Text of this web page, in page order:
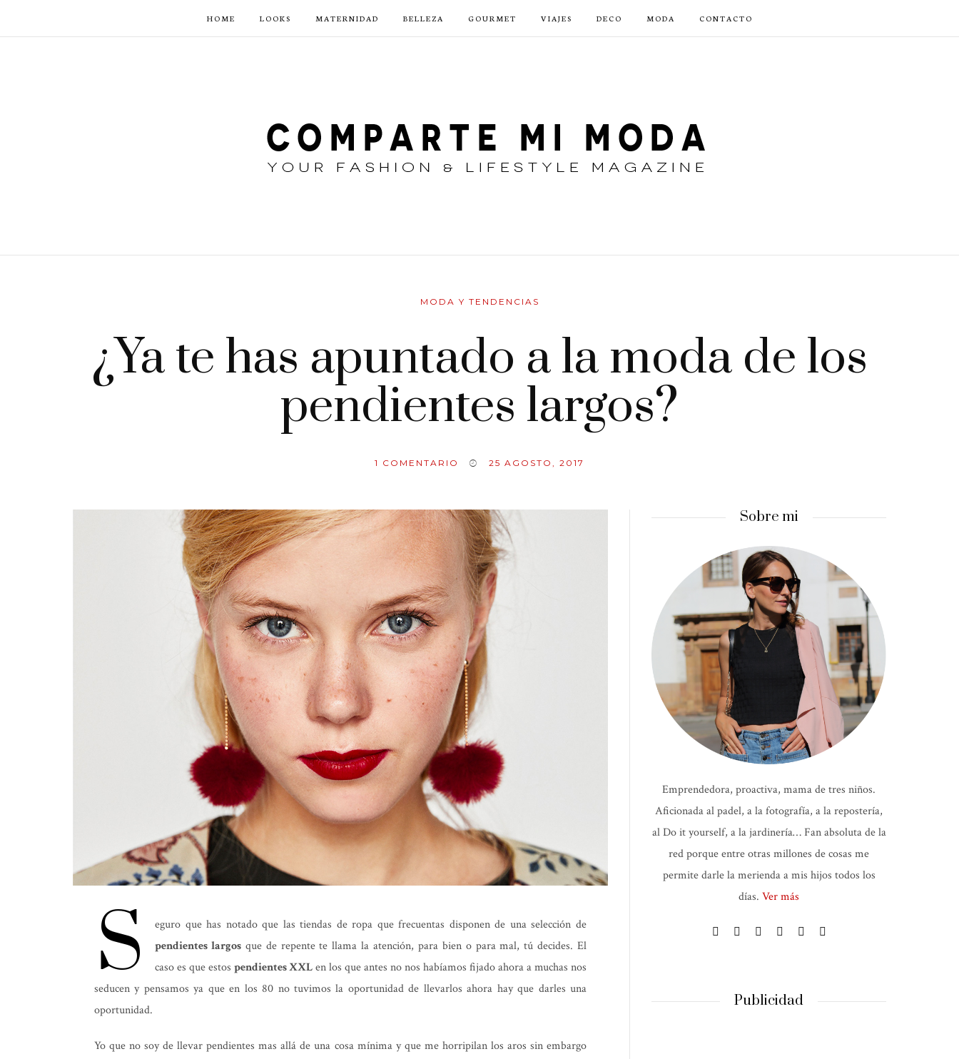
HOME LOOKS MATERNIDAD BELLEZA GOURMET VIAJES DECO MODA CONTACTO
MODA Y TENDENCIAS
¿Ya te has apuntado a la moda de los
pendientes largos?
1 COMENTARIO 25 AGOSTO, 2017
S
eguro que has notado que las tiendas de ropa que frecuentas disponen de una selección de
pendientes largosque de repente te llama la atención, para bien o para mal, tú decides. El
caso es que estos pendientes XXLen los que antes no nos habíamos fijado ahora a muchas nos
seducen y pensamos ya que en los 80 no tuvimos la oportunidad de llevarlos ahora hay que darles una
oportunidad.
Yo que no soy de llevar pendientes mas allá de una cosa mínima y que me horripilan los aros sin embargo
Sobre mi
Emprendedora, proactiva, mama de tres niños.
Aficionada al padel, a la fotografía, a la repostería,
al Do it yourself, a la jardinería… Fan absoluta de la
red porque entre otras millones de cosas me
permite darle la merienda a mis hijos todos los
días. Ver más
Publicidad